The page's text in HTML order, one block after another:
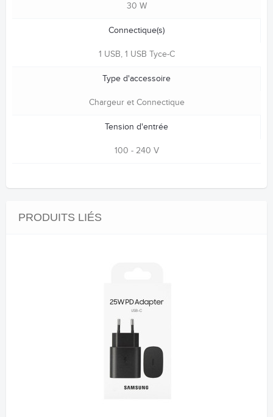
30 W
Connectique(s)
1 USB, 1 USB Tyce-C
Type d'accessoire
Chargeur et Connectique
Tension d'entrée
100 - 240 V
PRODUITS LIÉS